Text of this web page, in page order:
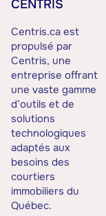
CENTRIS
Centris.ca est
propulsé par
Centris, une
entreprise offrant
une vaste gamme
d’outils et de
solutions
technologiques
adaptés aux
besoins des
courtiers
immobiliers du
Québec.